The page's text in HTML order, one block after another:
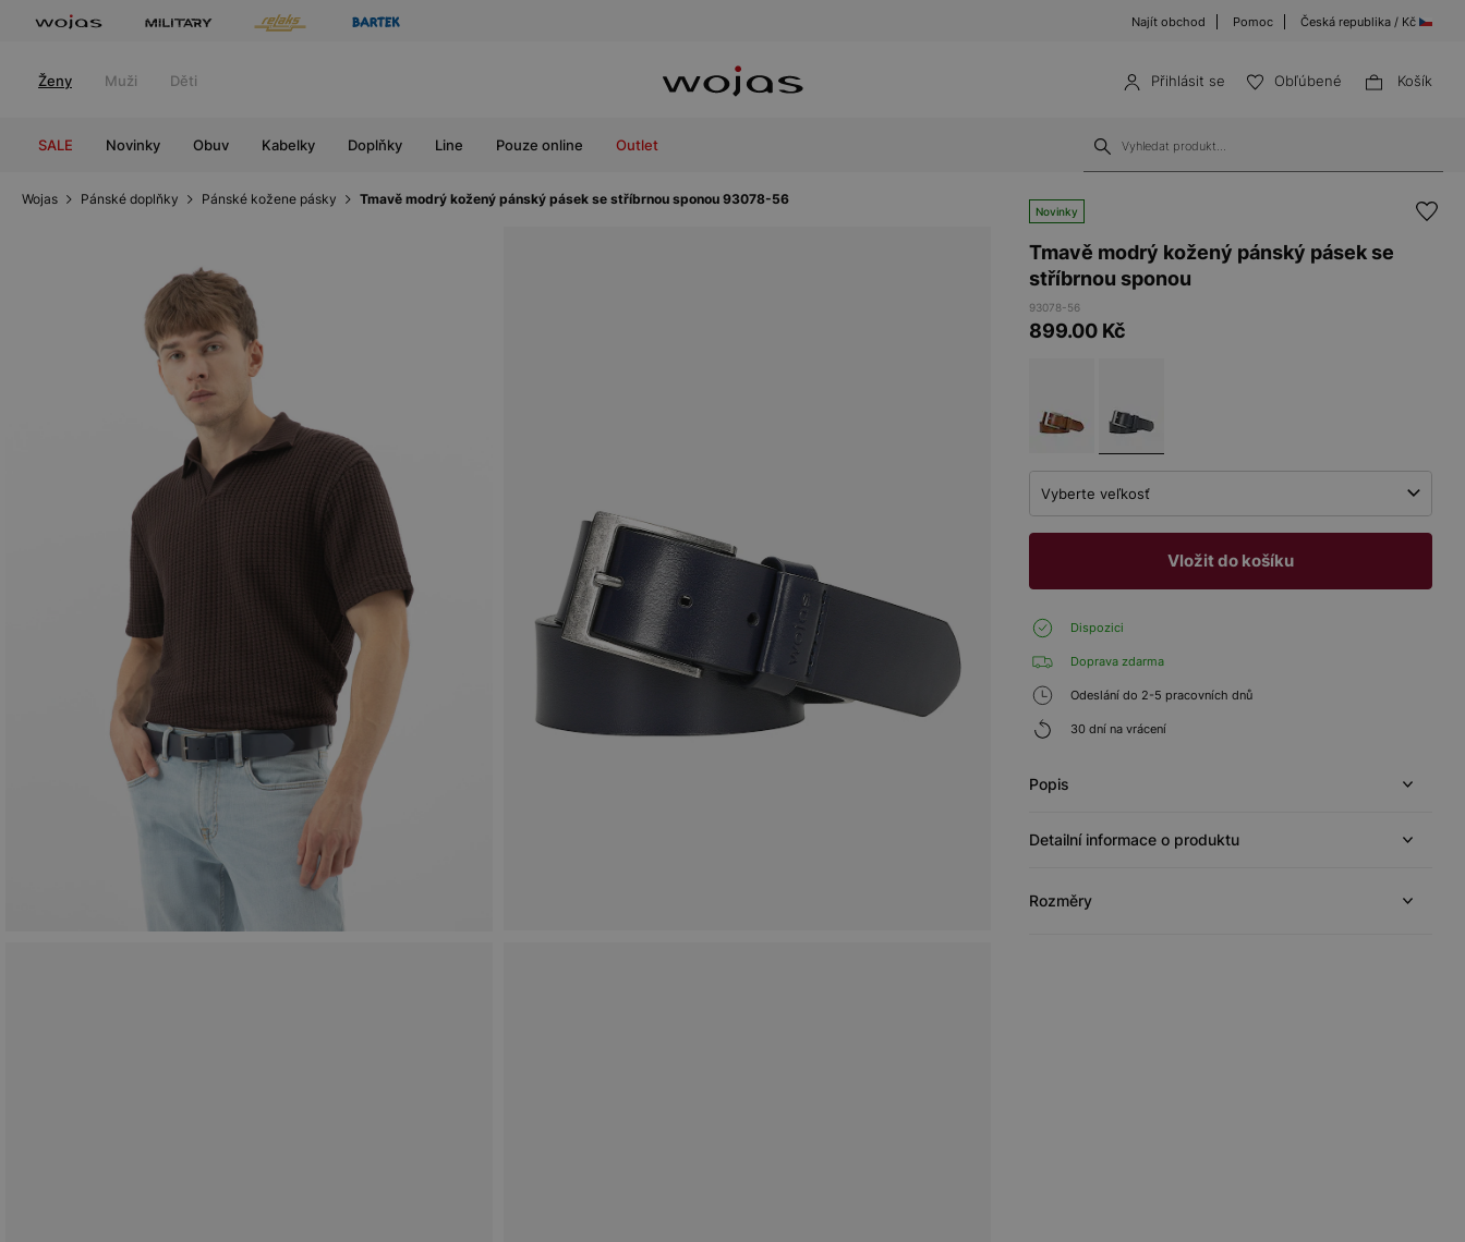
Najít obchod Pomoc Česká republika / Kč
Ženy Muži Děti Přihlásit se Obľúbené Košík
SALE Novinky Obuv Kabelky Doplňky Line Pouze online Outlet
Wojas Pánské doplňky Pánské kožene pásky Tmavě modrý kožený pánský pásek se stříbrnou sponou 93078-56
Novinky
Tmavě modrý kožený pánský pásek se
stříbrnou sponou
93078-56
899.00 Kč
Vyberte veľkosť
Vložit do košíku
Dispozici
Doprava zdarma
Odeslání do 2-5 pracovních dnů
30 dní na vrácení
Popis
Detailní informace o produktu
Rozměry